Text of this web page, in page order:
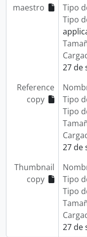
maestro
Tipo
Tipo
27 de
Reference
copy
Tipo
Tipo
27 de
Thumbnail
copy
Tipo
Tipo
27 de